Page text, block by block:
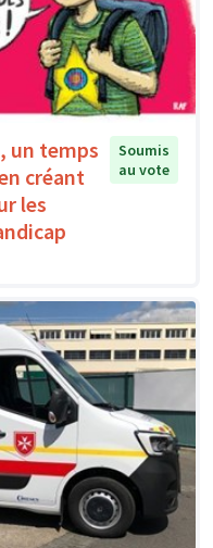
un temps
créant
les
Soumis
au vote